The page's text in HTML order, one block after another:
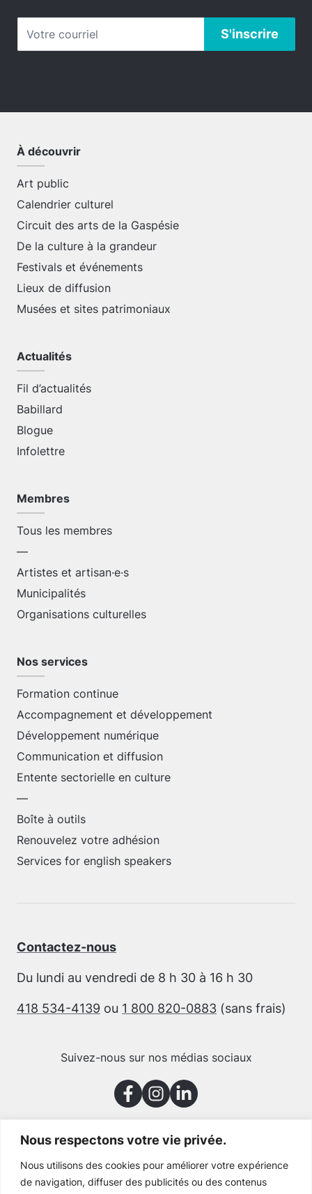
Nous respectons votre vie privée.
Nous utilisons des cookies pour améliorer votre expérience
de navigation, diffuser des publicités ou des contenus
À découvrir
Art public
Calendrier culturel
Circuit des arts de la Gaspésie
De la culture à la grandeur
Festivals et événements
Lieux de diffusion
Musées et sites patrimoniaux
Actualités
Fil d’actualités
Babillard
Blogue
Infolettre
Membres
Tous les membres
—
Artistes et artisan·e·s
Municipalités
Organisations culturelles
Nos services
Formation continue
Accompagnement et développement
Développement numérique
Communication et diffusion
Entente sectorielle en culture
—
Boîte à outils
Renouvelez votre adhésion
Services for english speakers
Contactez-nous
Du lundi au vendredi de 8 h 30 à 16 h 30
418 534-4139 ou 1 800 820-0883 (sans frais)
Suivez-nous sur nos médias sociaux
Merci à nos partenaires